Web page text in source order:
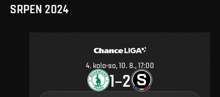
SRPEN 2024
4. kolo so, 10. 8., 17:00
1–2